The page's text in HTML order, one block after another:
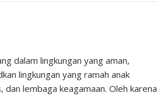
dalam lingkungan yang aman,
lingkungan yang ramah anak
lembaga keagamaan. Oleh karena